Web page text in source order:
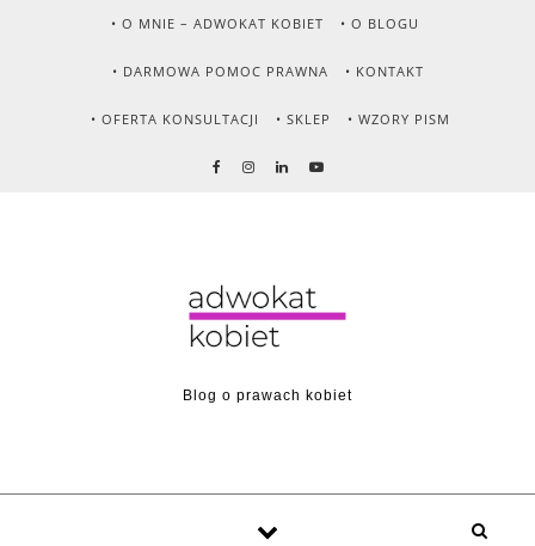
• O MNIE – ADWOKAT KOBIET • O BLOGU
• DARMOWA POMOC PRAWNA • KONTAKT
• OFERTA KONSULTACJI • SKLEP • WZORY PISM
Blog o prawach kobiet